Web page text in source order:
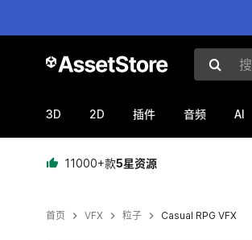
搜索资源
3D 2D 插件 音频 AI
11000+款5星资源
首页 VFX 粒子 Casual RPG VFX